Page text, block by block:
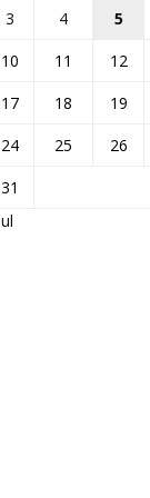
3 4 5
10
11 12
17
18 19
24
25 26
31